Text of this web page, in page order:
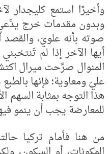
وأخيرًا استمع كليجدار
وبدون مقدمات خرج
صوته بأنه علويّ،
أيها الآخر إذا لم
المنوال صرَّحت ميرال
عليّ ومعاوية؛ فإنها
هذا التوجه بمثابة السهم
للمعارضة يجب أن ينمو
من هنا فأمام تركيا